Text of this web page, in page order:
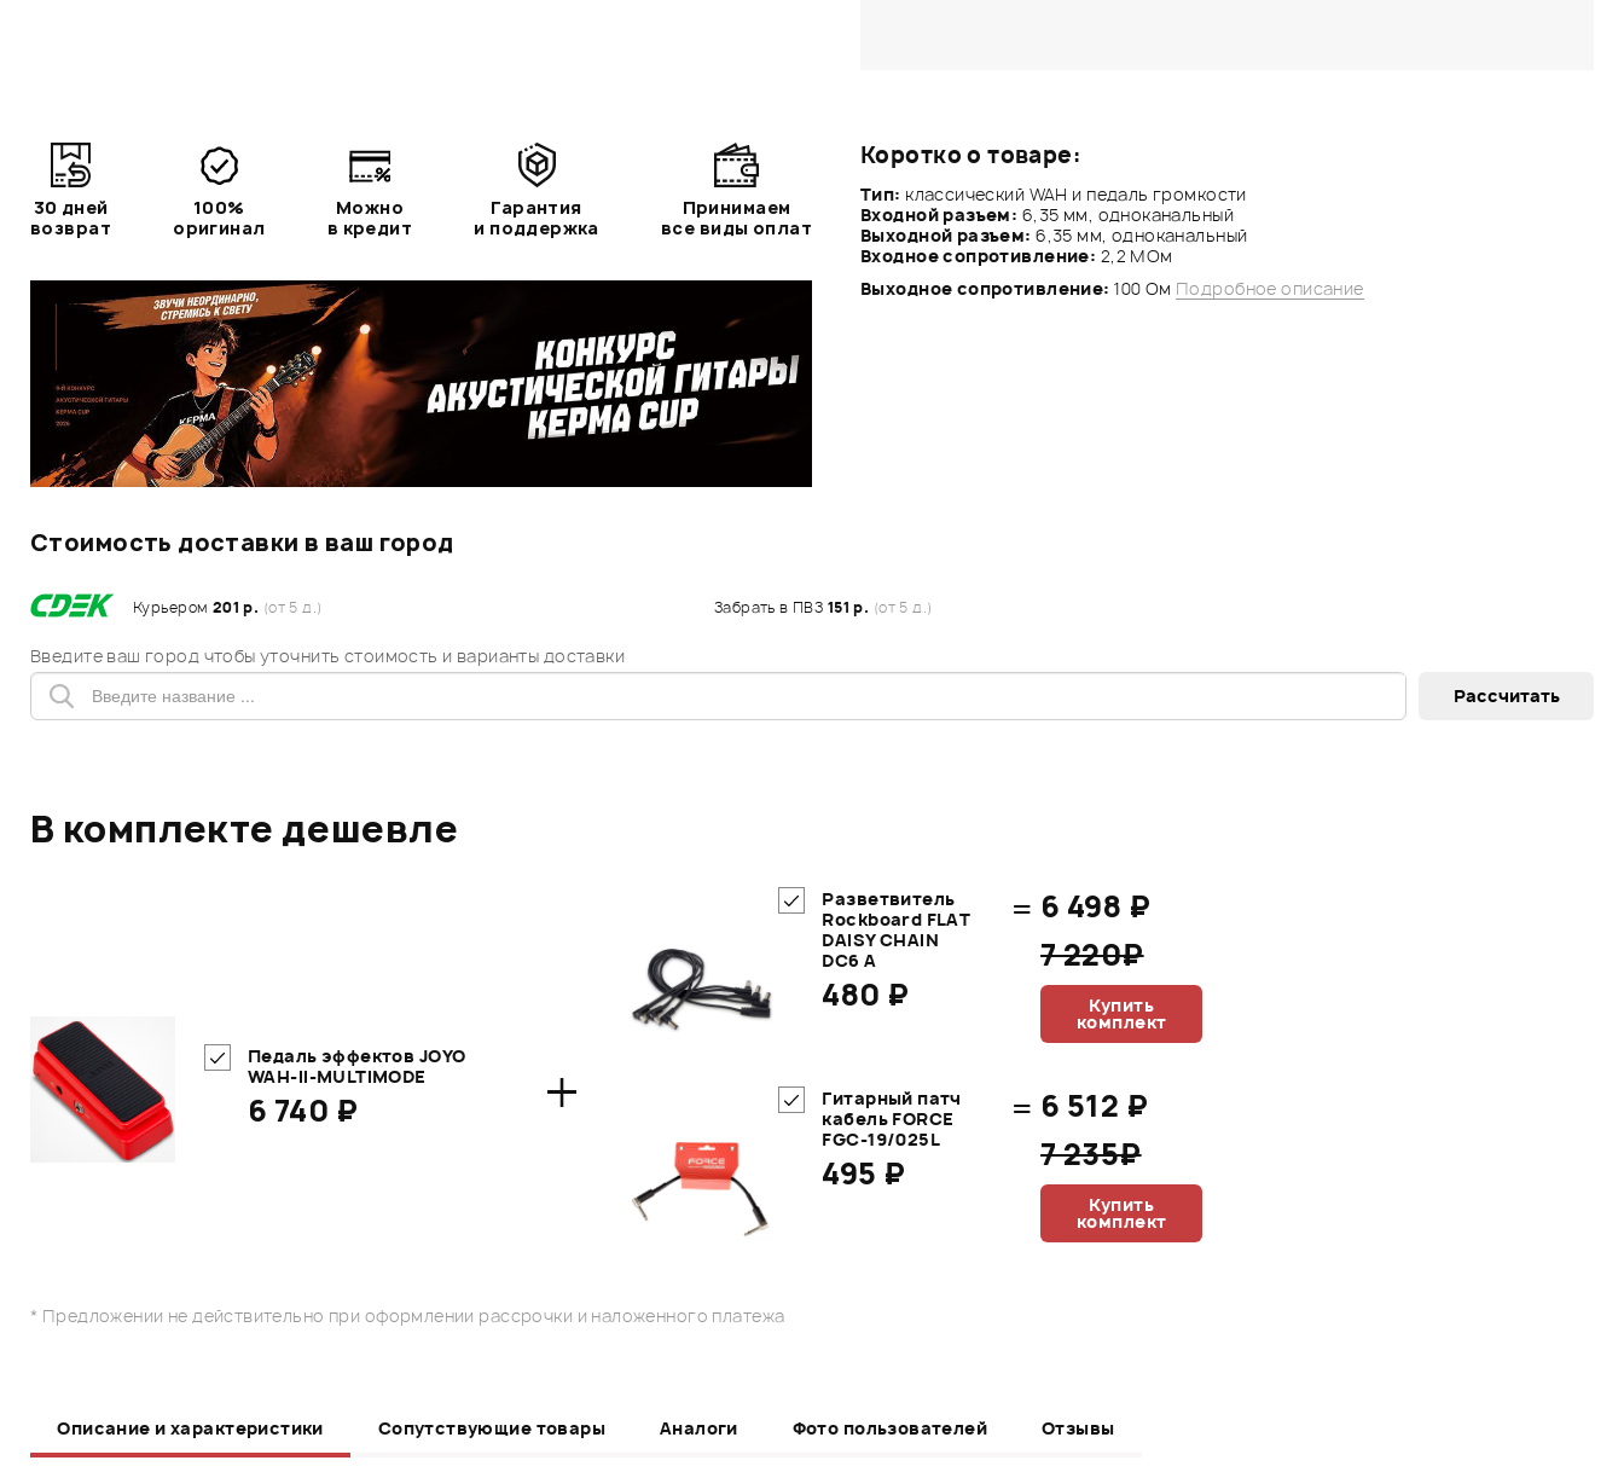
Коротко о товаре:
Тип: классический WAH и педаль громкости
Входной разъем: 6,35 мм, одноканальный
Выходной разъем: 6,35 мм, одноканальный
Входное сопротивление: 2,2 МОм
Выходное сопротивление: 100 Ом Подробное описание
30 дней
возврат
100%
оригинал
Можно
в кредит
Гарантия
и поддержка
Принимаем
все виды оплат
Стоимость доставки в ваш город
Курьером 201 р. (от 5 д.) Забрать в ПВЗ 151 р. (от 5 д.)
Введите ваш город чтобы уточнить стоимость и варианты доставки
В комплекте дешевле
Педаль эффектов JOYO
WAH-II-MULTIMODE
6 740 ₽ +
Разветвитель
Rockboard FLAT
DAISY CHAIN
DC6 A
480 ₽
= 6 498 ₽
7 220₽
Купить
комплект
Гитарный патч
кабель FORCE
FGC-19/025L
495 ₽
= 6 512 ₽
7 235₽
Купить
комплект
* Предложении не действительно при оформлении рассрочки и наложенного платежа
Описание и характеристики Сопутствующие товары Аналоги Фото пользователей Отзывы